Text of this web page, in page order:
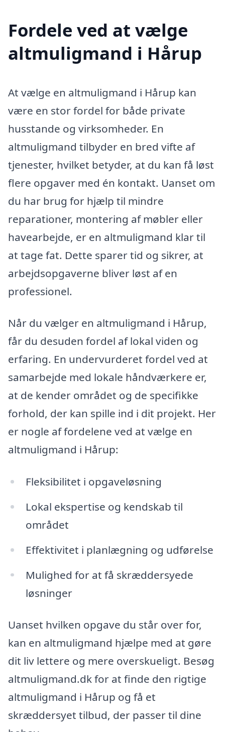
Fordele ved at vælge
altmuligmand i Hårup
At vælge en altmuligmand i Hårup kan
være en stor fordel for både private
husstande og virksomheder. En
altmuligmand tilbyder en bred vifte af
tjenester, hvilket betyder, at du kan få løst
flere opgaver med én kontakt. Uanset om
du har brug for hjælp til mindre
reparationer, montering af møbler eller
havearbejde, er en altmuligmand klar til
at tage fat. Dette sparer tid og sikrer, at
arbejdsopgaverne bliver løst af en
professionel.
Når du vælger en altmuligmand i Hårup,
får du desuden fordel af lokal viden og
erfaring. En undervurderet fordel ved at
samarbejde med lokale håndværkere er,
at de kender området og de specifikke
forhold, der kan spille ind i dit projekt. Her
er nogle af fordelene ved at vælge en
altmuligmand i Hårup:
Fleksibilitet i opgaveløsning
Lokal ekspertise og kendskab til
området
Effektivitet i planlægning og udførelse
Mulighed for at få skræddersyede
løsninger
Uanset hvilken opgave du står over for,
kan en altmuligmand hjælpe med at gøre
dit liv lettere og mere overskueligt. Besøg
altmuligmand.dk for at finde den rigtige
altmuligmand i Hårup og få et
skræddersyet tilbud, der passer til dine